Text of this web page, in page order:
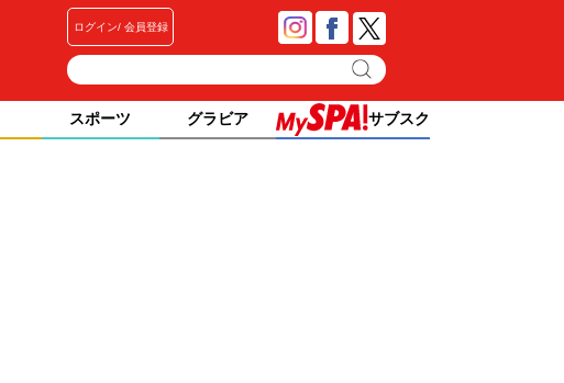
ログイン 会員登録
スポーツ グラビア サブスク